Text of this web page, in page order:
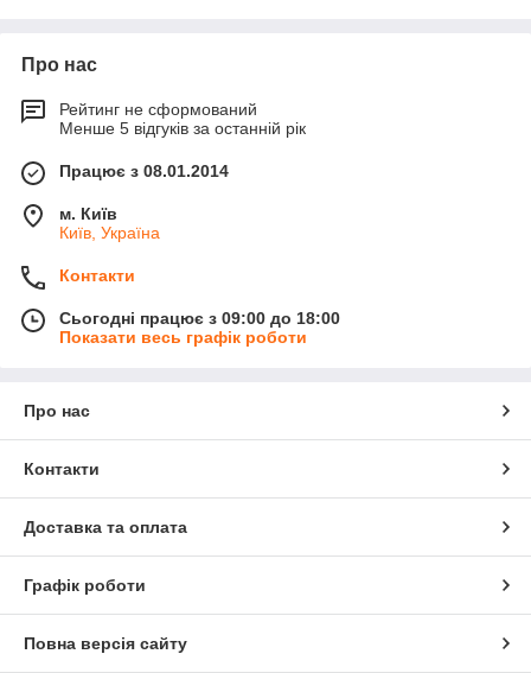
Про нас
Рейтинг не сформований
Менше 5 відгуків за останній рік
Працює з 08.01.2014
м. Київ
Київ, Україна
Контакти
Сьогодні працює з 09:00 до 18:00
Показати весь графік роботи
Про нас
Контакти
Доставка та оплата
Графік роботи
Повна версія сайту